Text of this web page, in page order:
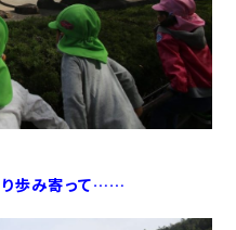
り歩み寄って……